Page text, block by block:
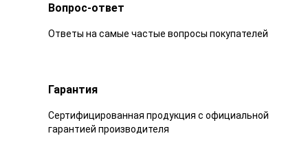
Вопрос-ответ
Ответы на самые частые вопросы покупателей
Гарантия
Сертифицированная продукция с официальной
гарантией производителя